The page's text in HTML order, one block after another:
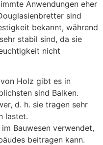
Anwendungen eher
sind
bekannt, während
stabil sind, da sie
nicht
Holz gibt es in
sind Balken.
d. h. sie tragen sehr
lastet.
Bauwesen verwendet,
beitragen kann.